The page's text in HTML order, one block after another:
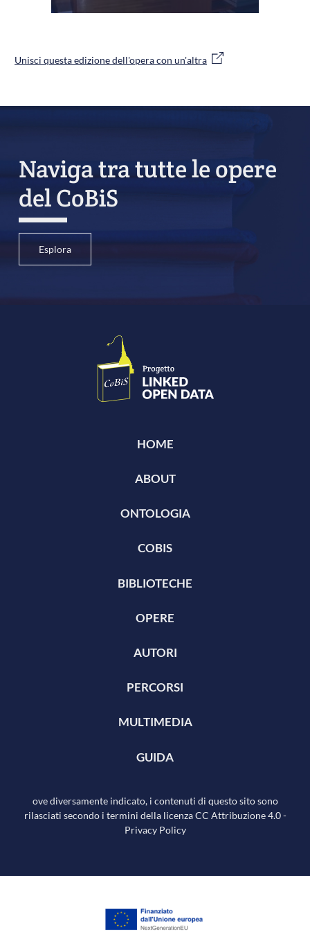
Unisci questa edizione dell'opera con un'altra
Naviga tra tutte le opere
del CoBiS
Esplora
HOME
ABOUT
ONTOLOGIA
COBIS
BIBLIOTECHE
OPERE
AUTORI
PERCORSI
MULTIMEDIA
GUIDA
ove diversamente indicato, i contenuti di questo sito sono
rilasciati secondo i termini della licenza CC Attribuzione 4.0-
Privacy Policy